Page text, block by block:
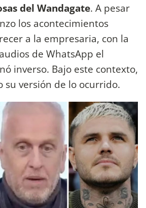
del Wandagate. A pesar
los acontecimientos
a la empresaria, con la
de WhatsApp el
inverso. Bajo este contexto,
su versión de lo ocurrido.